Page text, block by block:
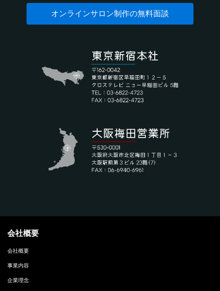
オンラインサロン制作の無料面談
会社概要
会社概要
事業内容
企業理念